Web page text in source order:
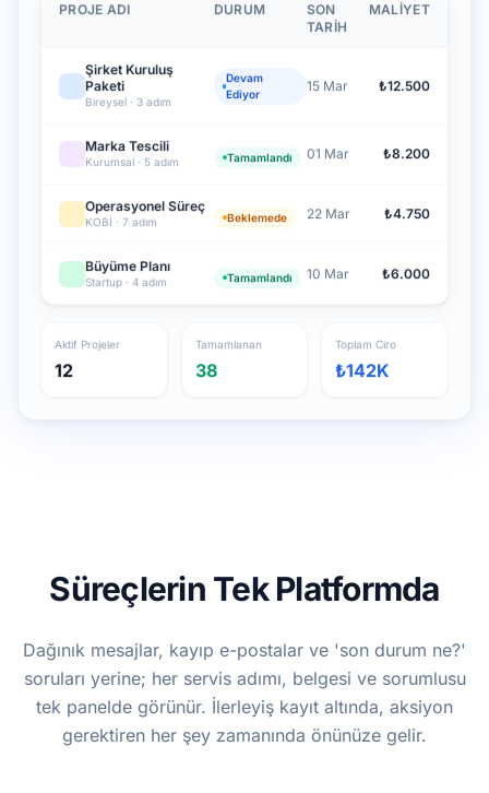
PROJE ADI DURUM
SON
TARIH
MALIYET
Şirket Kuruluş
Paketi
Bireysel · 3 adım
Devam
Ediyor
15 Mar ₺12.500
Marka Tescili
Kurumsal · 5 adım Tamamlandı 01 Mar ₺8.200
Operasyonel Süreç
KOBİ · 7 adım Beklemede 22 Mar ₺4.750
Büyüme Planı
Startup · 4 adım Tamamlandı 10 Mar ₺6.000
Aktif Projeler
12
Tamamlanan
38
Toplam Ciro
₺142K
Süreçlerin Tek Platformda
Dağınık mesajlar, kayıp e-postalar ve 'son durum ne?'
soruları yerine; her servis adımı, belgesi ve sorumlusu
tek panelde görünür. İlerleyiş kayıt altında, aksiyon
gerektiren her şey zamanında önünüze gelir.